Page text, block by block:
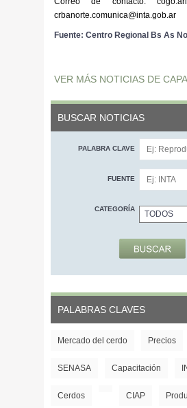
crbanorte.comunica@inta.gob.ar
Fuente: Centro Regional Bs As
VER MÁS NOTICIAS DE
BUSCAR NOTICIAS
PALABRA CLAVE
FUENTE
CATEGORÍA
PALABRAS CLAVES
Mercado del cerdo Precios
SENASA Capacitación
Cerdos CIAP